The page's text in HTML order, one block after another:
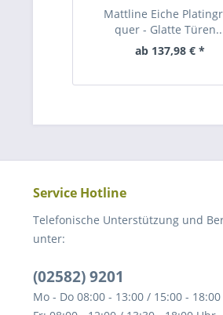
Mattline Eiche
quer - Glatte
ab 137,98 € *
Service Hotline
Telefonische Unterstützung und
unter:
(02582) 9201
Mo - Do 08:00 - 13:00 / 15:00 -